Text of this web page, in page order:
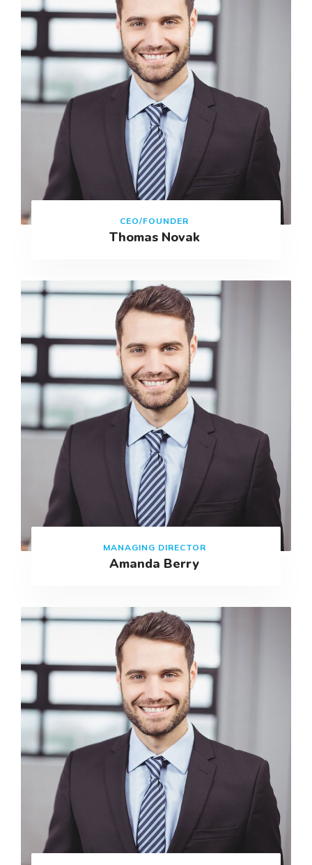
CEO/FOUNDER
Thomas Novak
MANAGING DIRECTOR
Amanda Berry